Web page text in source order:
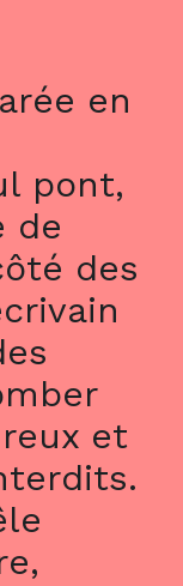
en
pont,
de
des
et